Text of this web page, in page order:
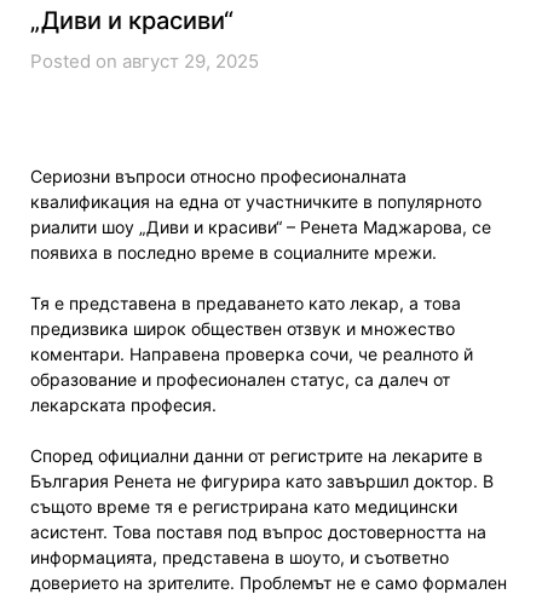
„Диви и красиви“
Posted on август 29, 2025
Сериозни въпроси относно професионалната
квалификация на една от участничките в популярното
риалити шоу „Диви и красиви“ – Ренета Маджарова, се
появиха в последно време в социалните мрежи.
Тя е представена в предаването като лекар, а това
предизвика широк обществен отзвук и множество
коментари. Направена проверка сочи, че реалното й
образование и професионален статус, са далеч от
лекарската професия.
Според официални данни от регистрите на лекарите в
България Ренета не фигурира като завършил доктор. В
същото време тя е регистрирана като медицински
асистент. Това поставя под въпрос достоверността на
информацията, представена в шоуто, и съответно
доверието на зрителите. Проблемът не е само формален